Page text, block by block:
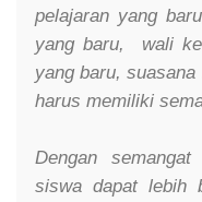
pelajaran yang
yang baru, wali
yang baru,
harus memiliki
Dengan
siswa dapat lebih